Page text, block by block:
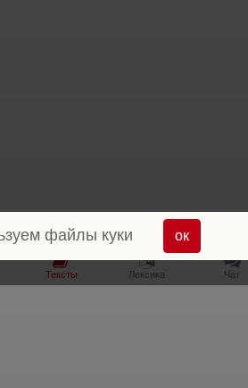
Тексты Лексика Чат
файлы куки ок